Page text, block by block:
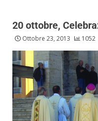
20 ottobre,
Ottobre 23, 2013 1052